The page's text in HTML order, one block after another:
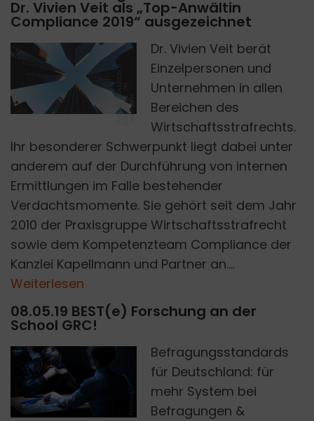
Dr. Vivien Veit als „Top-Anwältin
Compliance 2019“ ausgezeichnet
P
H
O
T
O
BY
S
AM
S
O
N
C
R
E
A
T
I
V
E.
ON
U
N
S
P
L
A
SH
Dr. Vivien Veit berät
Einzelpersonen und
Unternehmen in allen
Bereichen des
Wirtschaftsstrafrechts.
Ihr besonderer Schwerpunkt liegt dabei unter
anderem auf der Durchführung von internen
Ermittlungen im Falle bestehender
Verdachtsmomente. Sie gehört seit dem Jahr
2010 der Praxisgruppe Wirtschaftsstrafrecht
sowie dem Kompetenzteam Compliance der
Kanzlei Kapellmann und Partner an....
Weiterlesen
08.05.19 BEST(e) Forschung an der
School GRC!
FOTOLIA
Befragungsstandards
für Deutschland: für
mehr System bei
Befragungen &